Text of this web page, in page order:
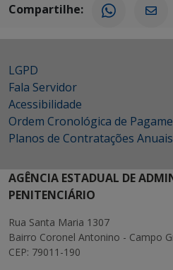
Compartilhe:
LGPD
Fala Servidor
Acessibilidade
Ordem Cronológica de
Planos de Contratações Anuais
AGÊNCIA ESTADUAL DE
PENITENCIÁRIO
Rua Santa Maria 1307
Bairro Coronel Antonino - Campo
CEP: 79011-190